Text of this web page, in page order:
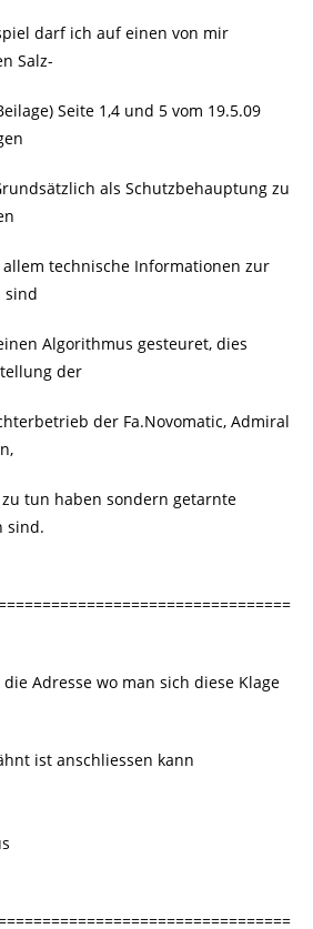
darf ich auf einen von mir
Salz-
Seite 1,4 und 5 vom 19.5.09
als Schutzbehauptung zu
technische Informationen zur
sind
Algorithmus gesteuret, dies
der
der Fa.Novomatic, Admiral
tun haben sondern getarnte
sind.
Adresse wo man sich diese Klage
ist anschliessen kann